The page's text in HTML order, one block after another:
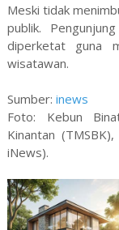
Meski tidak
publik.
diperketat guna
wisatawan.
Sumber: inews
Foto: Kebun
Kinantan
iNews).